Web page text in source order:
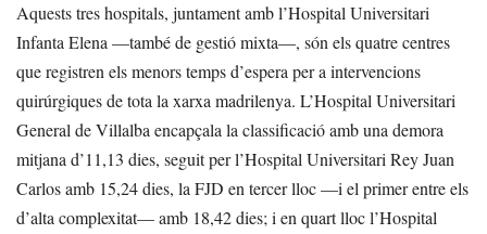
Aquests tres hospitals, juntament amb l’Hospital Universitari
Infanta Elena —també de gestió mixta—, són els quatre centres
que registren els menors temps d’espera per a intervencions
quirúrgiques de tota la xarxa madrilenya. L’Hospital Universitari
General de Villalba encapçala la classificació amb una demora
mitjana d’11,13 dies, seguit per l’Hospital Universitari Rey Juan
Carlos amb 15,24 dies, la FJD en tercer lloc —i el primer entre els
d’alta complexitat— amb 18,42 dies; i en quart lloc l’Hospital